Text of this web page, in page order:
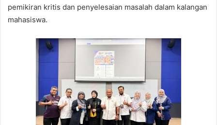
pemikiran kritis dan penyelesaian masalah dalam kalangan
mahasiswa.